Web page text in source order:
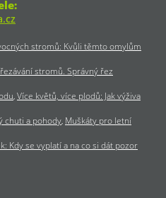
stromů: Kvůli těmto omylům
stromů. Správný řez
Více květů, více plodů: Jak výživa
chuti a pohody Muškáty pro letní
Kdy se vyplatí a na co si dát pozor